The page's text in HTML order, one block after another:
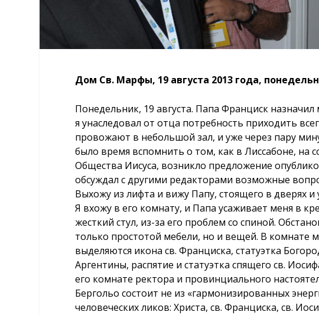
Дом Св. Марфы, 19 августа 2013 года,
Понедельник, 19 августа. Папа Франциск
я унаследовал от отца потребность приходить
провожают в небольшой зал, и уже через пару
было время вспомнить о том, как в Лиссабоне, на
Общества Иисуса, возникло предложение
обсуждал с другими редакторами возможные
Выхожу из лифта и вижу Папу, стоящего в дверях
Я вхожу в его комнату, и Папа усаживает меня в
жесткий стул, из-за его проблем со спиной.
только простотой мебели, но и вещей. В комнате
выделяются икона св. Франциска, статуэтка
Аргентины, распятие и статуэтка спящего св.
его комнате ректора и провинциального
Бергольо состоит не из «гармонизированных
человеческих ликов: Христа, св. Франциска, св.